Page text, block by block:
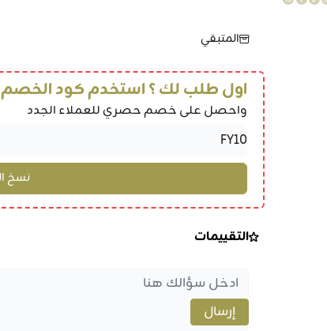
المتبقي
اول طلب لك ؟ استخدم كود الخصم
واحصل على خصم حصري للعملاء الجدد
التقييمات
إرسال